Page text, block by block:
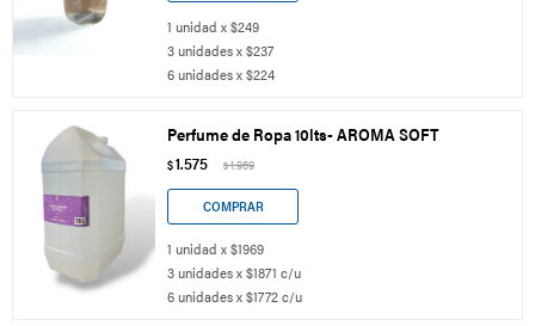
1 unidad x $249
3 unidades x $237
6 unidades x $224
Perfume de Ropa 10lts- AROMA SOFT
$1.575 $1.969
1 unidad x $1969
3 unidades x $1871 c/u
6 unidades x $1772 c/u